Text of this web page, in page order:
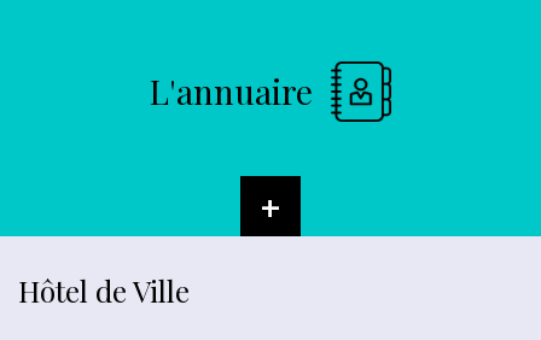
L'annuaire
+
Hôtel de Ville